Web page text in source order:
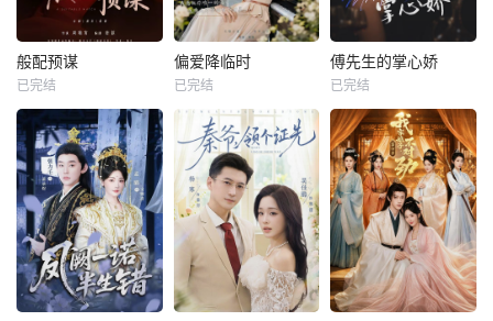
般配预谋
已完结
偏爱降临时
已完结
傅先生的掌心娇
已完结